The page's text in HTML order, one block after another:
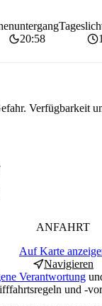
20:58
Verfügbarkeit
ANFAHRT
Auf Karte
Navigieren
Verantwortung
und -